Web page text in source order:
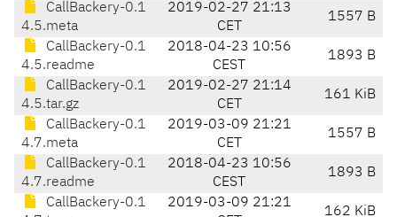
CallBackery-0.1
4.5.meta
2019-02-27 21:13
CET
1557 B
CallBackery-0.1
4.5.readme
2018-04-23 10:56
CEST
1893 B
CallBackery-0.1
4.5.tar.gz
2019-02-27 21:14
CET
161 KiB
CallBackery-0.1
4.7.meta
2019-03-09 21:21
CET
1557 B
CallBackery-0.1
4.7.readme
2018-04-23 10:56
CEST
1893 B
CallBackery-0.1
2019-03-09 21:21
162 KiB